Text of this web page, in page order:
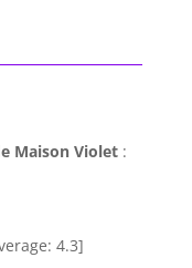
Maison Violet:
4.3]